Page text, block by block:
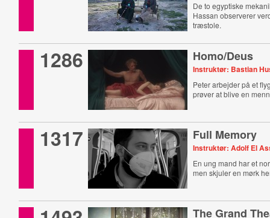
De to egyptiske
Hassan observerer
træstole.
1286 Homo/Deus
Instruktør: Bastian
Peter arbejder på et
prøver at blive en
1317 Full Memory
Instruktør: Adolf El
En ung mand har et
men skjuler en mørk
The Grand